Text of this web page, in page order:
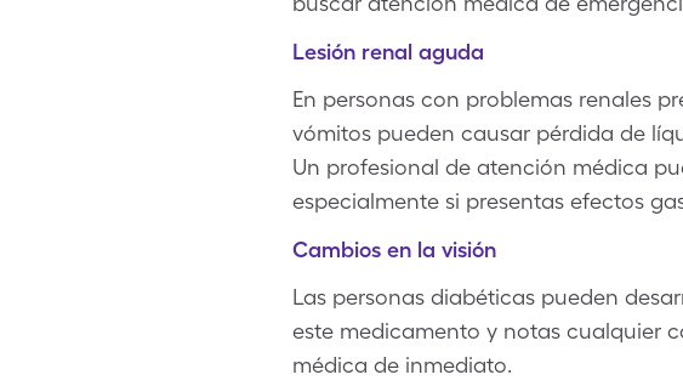
Lesión renal aguda
En personas con problemas renales
vómitos pueden causar pérdida de
Un profesional de atención médica
especialmente si presentas efectos
Cambios en la visión
Las personas diabéticas pueden
este medicamento y notas cualquier
médica de inmediato.